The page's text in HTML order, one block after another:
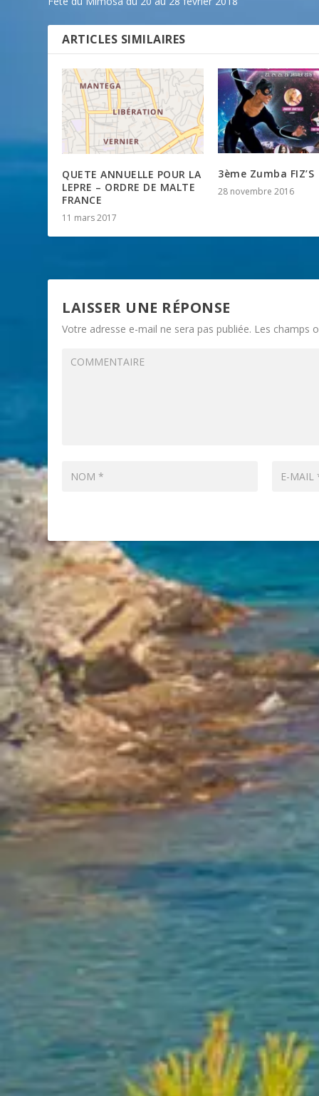
ARTICLES SIMILAIRES
QUETE ANNUELLE POUR LA
LEPRE – ORDRE DE MALTE
FRANCE
11 mars 2017
3ème Zumba FIZ’S
28 novembre 2016
LAISSER UNE RÉPONSE
Votre adresse e-mail ne sera pas publiée. Les champs